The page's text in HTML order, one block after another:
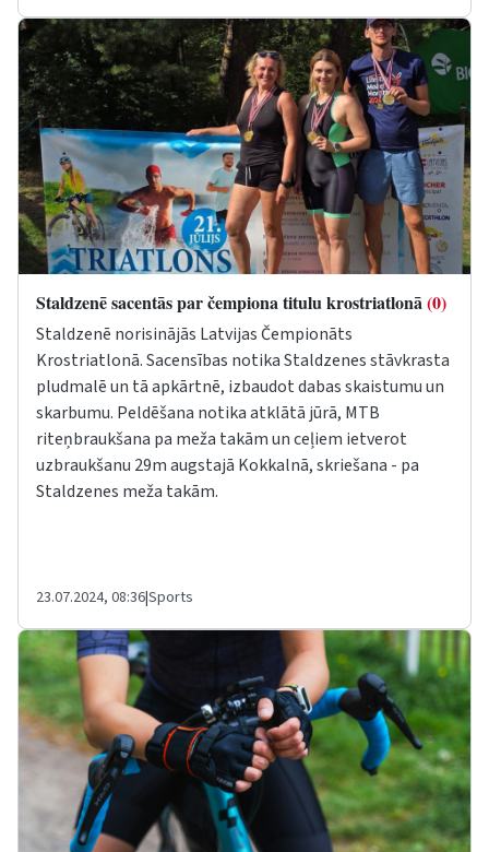
Staldzenē sacentās par čempiona titulu krostriatlonā(0)
Staldzenē norisinājās Latvijas Čempionāts
Krostriatlonā. Sacensības notika Staldzenes stāvkrasta
pludmalē un tā apkārtnē, izbaudot dabas skaistumu un
skarbumu. Peldēšana notika atklātā jūrā, MTB
riteņbraukšana pa meža takām un ceļiem ietverot
uzbraukšanu 29m augstajā Kokkalnā, skriešana - pa
Staldzenes meža takām.
23.07.2024, 08:36|Sports